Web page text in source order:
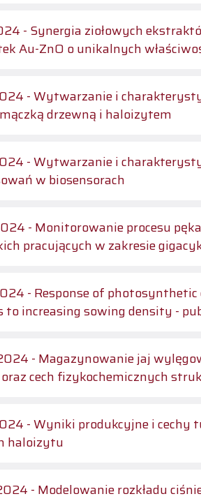
- Synergia ziołowych
Au-ZnO o unikalnych
poli (chlorku
drzewną i haloizytem
- Wytwarzanie i
w biosensorach
- Monitorowanie procesu
pracujących w zakresie
- Response of
to increasing sowing density -
- Magazynowanie jaj
cech fizykochemicznych
- Wyniki produkcyjne i cechy
haloizytu
- Modelowanie rozkładu